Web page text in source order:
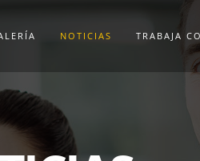
NOTICIAS TRABAJA